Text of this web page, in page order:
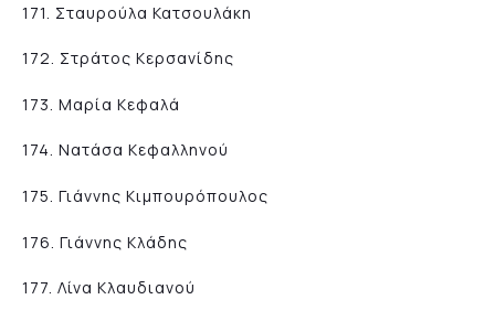
171. Σταυρούλα Κατσουλάκη
172. Στράτος Κερσανίδης
173. Μαρία Κεφαλά
174. Νατάσα Κεφαλληνού
175. Γιάννης Κιμπουρόπουλος
176. Γιάννης Κλάδης
177. Λίνα Κλαυδιανού